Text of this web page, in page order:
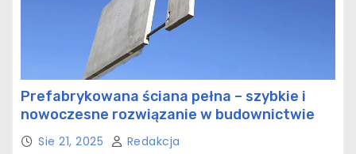
Prefabrykowana ściana pełna – szybkie i
nowoczesne rozwiązanie w budownictwie
Sie 21, 2025 Redakcja